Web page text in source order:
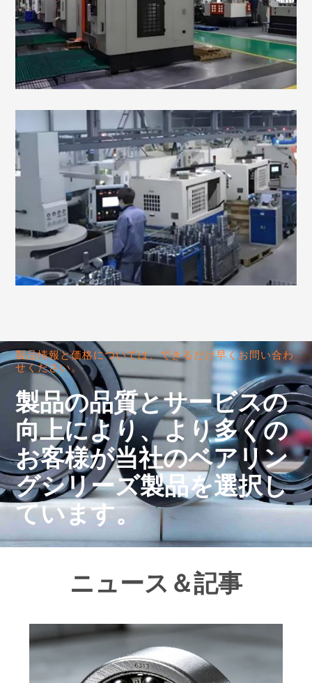
製品情報と価格については、できるだけ早くお問い合わ
せください。
製品の品質とサービスの
向上により、より多くの
お客様が当社のベアリン
グシリーズ製品を選択し
ています。
ニュース＆記事